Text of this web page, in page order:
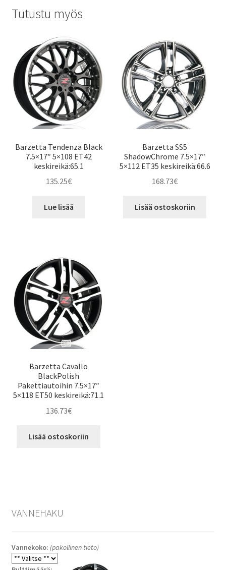
Tutustu myös
Barzetta Tendenza Black
7.5×17″ 5×108 ET42
keskireikä:65.1
135.25€
Lue lisää
Barzetta SS5
ShadowChrome 7.5×17″
5×112 ET35 keskireikä:66.6
168.73€
Lisää ostoskoriin
Barzetta Cavallo
BlackPolish
Pakettiautoihin 7.5×17″
5×118 ET50 keskireikä:71.1
136.73€
Lisää ostoskoriin
VANNEHAKU
Vannekoko: (pakollinen tieto)